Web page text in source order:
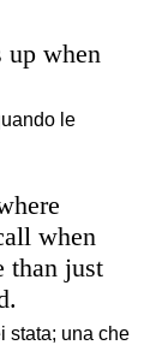
up when
le
when
than just
stata; una che